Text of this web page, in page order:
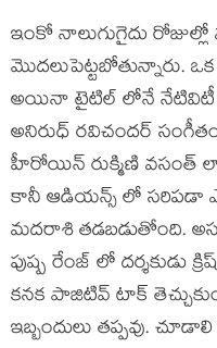
ఇంకో నాలుగుగైదు
మొదలుపెట్టబోతున్నారు.
అయినా టైటిల్ లోనే నేటివిటీ
అనిరుధ్ రవిచందర్
హీరోయిన్ రుక్మిణి వసంత్
కానీ ఆడియన్స్ లో సరిపడా
మదరాశి తడబడుతోంది.
పుష్ప రేంజ్ లో దర్శకుడు
కనక పాజిటివ్ టాక్
ఇబ్బందులు తప్పవు.